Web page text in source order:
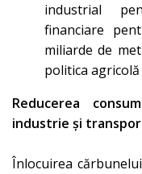
industrial
financiare
miliarde de
politica agricolă
Reducerea
industrie și
Înlocuirea